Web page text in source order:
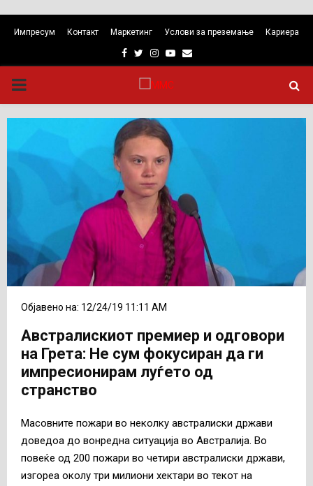
Импресум Контакт Маркетинг Услови за преземање Кариера
Facebook
TwitterInstagram
Youtube
Email
PRIMARY
MENU
Објавено на: 12/24/19 11:11 AM
Австралискиот премиер и одговори
на Грета: Не сум фокусиран да ги
импресионирам луѓето од
странство
Масовните пожари во неколку австралиски држави
доведоа до вонредна ситуација во Австралија. Во
повеќе од 200 пожари во четири австралиски држави,
изгореа околу три милиони хектари во текот на